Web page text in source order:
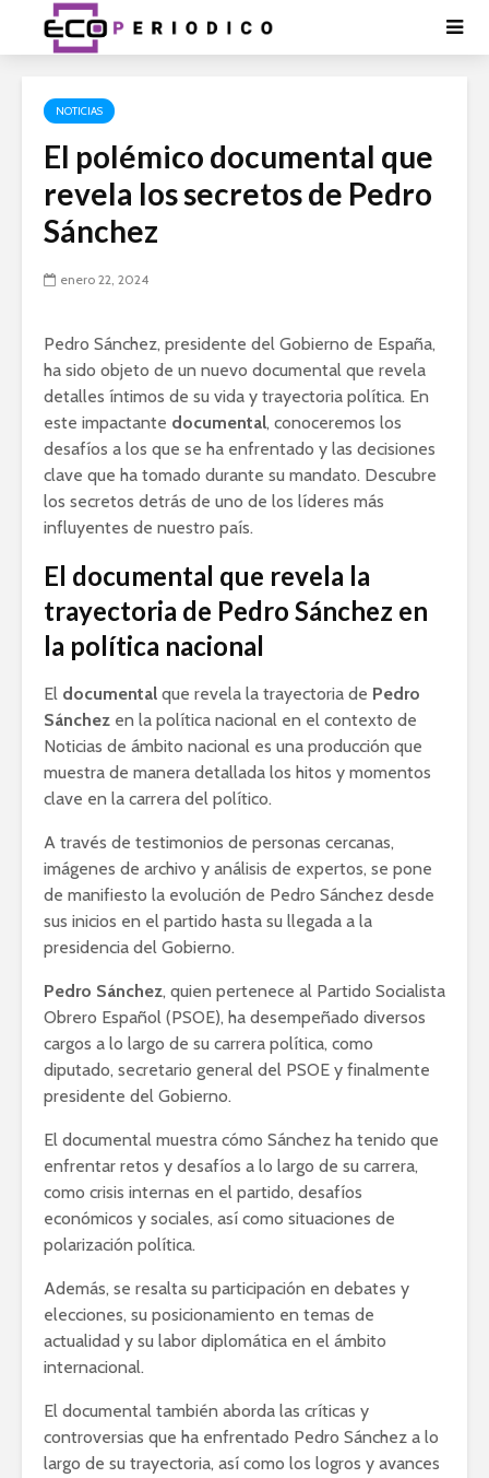
NOTICIAS
El polémico documental que
revela los secretos de Pedro
Sánchez
enero 22, 2024
Pedro Sánchez, presidente del Gobierno de España,
ha sido objeto de un nuevo documental que revela
detalles íntimos de su vida y trayectoria política. En
este impactante documental, conoceremos los
desafíos a los que se ha enfrentado y las decisiones
clave que ha tomado durante su mandato. Descubre
los secretos detrás de uno de los líderes más
influyentes de nuestro país.
El documental que revela la
trayectoria de Pedro Sánchez en
la política nacional
El documental que revela la trayectoria de Pedro
Sánchez en la política nacional en el contexto de
Noticias de ámbito nacional es una producción que
muestra de manera detallada los hitos y momentos
clave en la carrera del político.
A través de testimonios de personas cercanas,
imágenes de archivo y análisis de expertos, se pone
de manifiesto la evolución de Pedro Sánchez desde
sus inicios en el partido hasta su llegada a la
presidencia del Gobierno.
Pedro Sánchez, quien pertenece al Partido Socialista
Obrero Español (PSOE), ha desempeñado diversos
cargos a lo largo de su carrera política, como
diputado, secretario general del PSOE y finalmente
presidente del Gobierno.
El documental muestra cómo Sánchez ha tenido que
enfrentar retos y desafíos a lo largo de su carrera,
como crisis internas en el partido, desafíos
económicos y sociales, así como situaciones de
polarización política.
Además, se resalta su participación en debates y
elecciones, su posicionamiento en temas de
actualidad y su labor diplomática en el ámbito
internacional.
El documental también aborda las críticas y
controversias que ha enfrentado Pedro Sánchez a lo
largo de su trayectoria, así como los logros y avances